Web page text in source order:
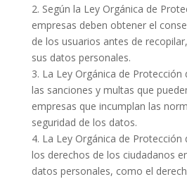
2. Según la Ley Orgánica de
empresas deben obtener el
de los usuarios antes de
sus datos personales.
3. La Ley Orgánica de
las sanciones y multas que
empresas que incumplan las
seguridad de los datos.
4. La Ley Orgánica de
los derechos de los ciudadanos
datos personales, como el